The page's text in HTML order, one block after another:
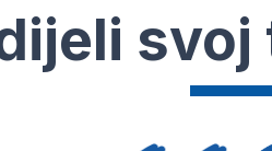
svoj